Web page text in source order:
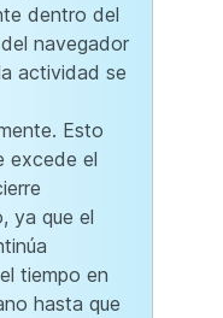
dentro del
navegador
actividad se
Esto
excede el
ya que el
tiempo en
hasta que